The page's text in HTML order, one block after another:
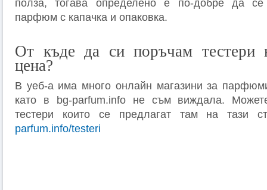
полза, тогава определено е по-добре да се
парфюм с капачка и опаковка.
От къде да си поръчам тестери
цена?
В уеб-а има много онлайн магазини за
като в bg-parfum.info не съм виждала.
тестери които се предлагат там на тази
parfum.info/testeri